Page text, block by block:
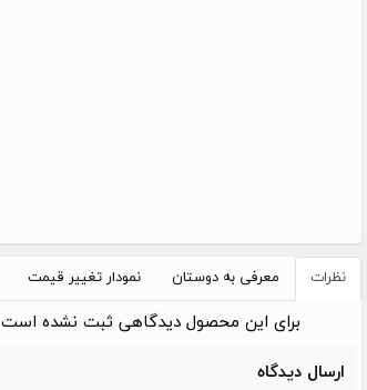
نظرات معرفی به دوستان نمودار تغییر قیمت
برای این محصول دیدگاهی ثبت نشده است
ارسال دیدگاه